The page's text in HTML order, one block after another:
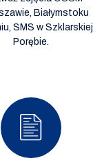
Białymstoku
SMS w Szklarskiej
Porębie.